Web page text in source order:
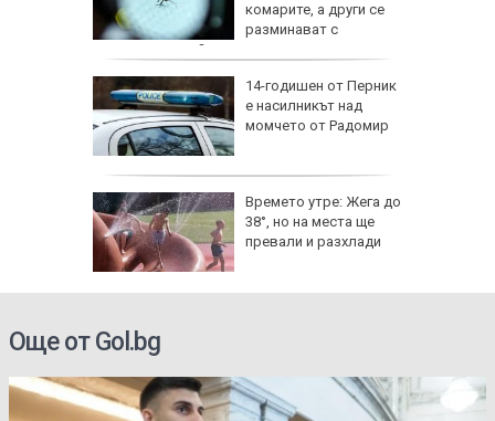
комарите, а други се
разминават с
ухапванията им?
14-годишен от Перник
е насилникът над
момчето от Радомир
Времето утре: Жега до
38°, но на места ще
превали и разхлади
Още от Gol.bg